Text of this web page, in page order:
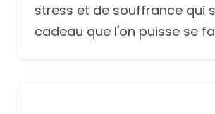
stress et de souffrance qui
cadeau que l'on puisse se